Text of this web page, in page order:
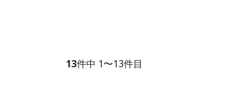
13件中 1〜13件目